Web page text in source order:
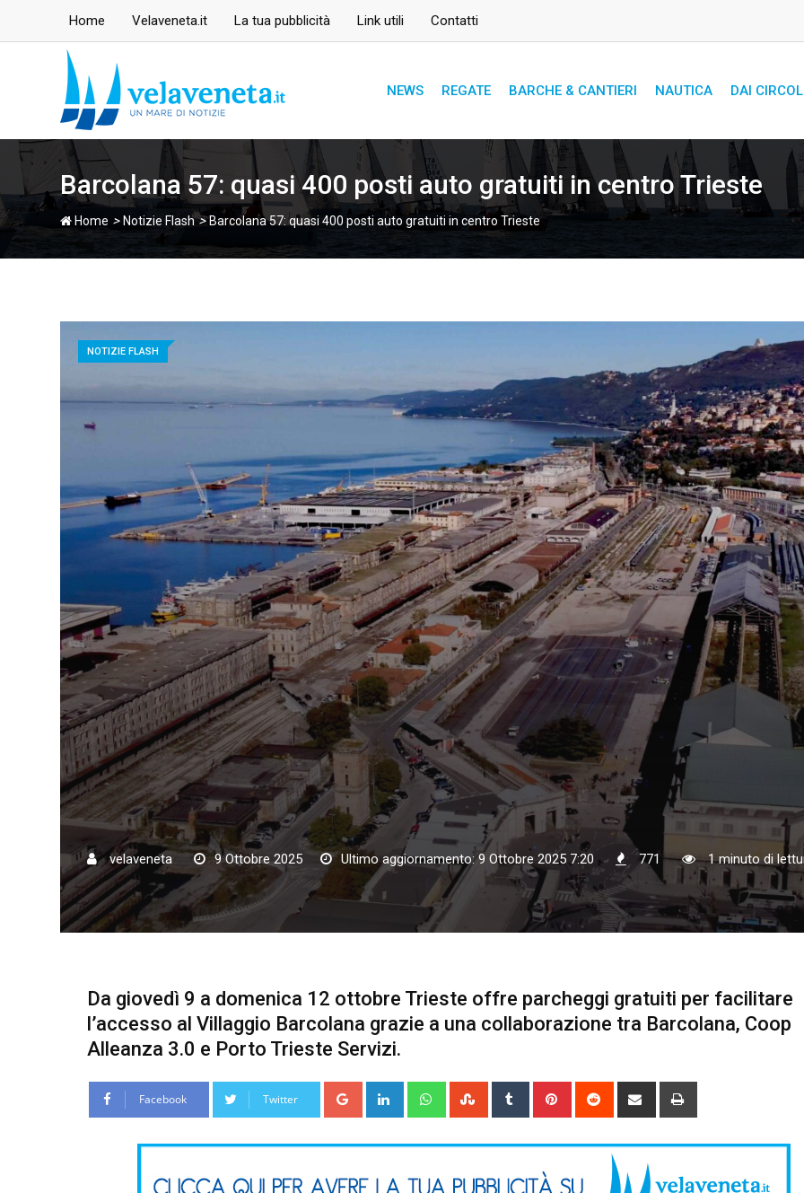
Home Velaveneta.it La tua pubblicità Link utili Contatti
NEWS REGATE BARCHE & CANTIERI NAUTICA DAI
Barcolana 57: quasi 400 posti auto gratuiti in centro Trieste
Home > Notizie Flash>Barcolana 57: quasi 400 posti auto gratuiti in centro Trieste
NOTIZIE FLASH
velaveneta 9 Ottobre 2025 Ultimo aggiornamento: 9 Ottobre 2025 7:20 771 1 minuto di
Da giovedì 9 a domenica 12 ottobre Trieste offre parcheggi gratuiti per facilitare
l’accesso al Villaggio Barcolana grazie a una collaborazione tra Barcolana, Coop
Alleanza 3.0 e Porto Trieste Servizi.
Facebook Twitter Google+ LinkedIn WhatsappStumbleUpon
Tumblr Pinterest Reddit
Share